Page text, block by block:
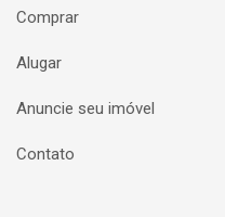
Comprar
Alugar
Anuncie seu imóvel
Contato